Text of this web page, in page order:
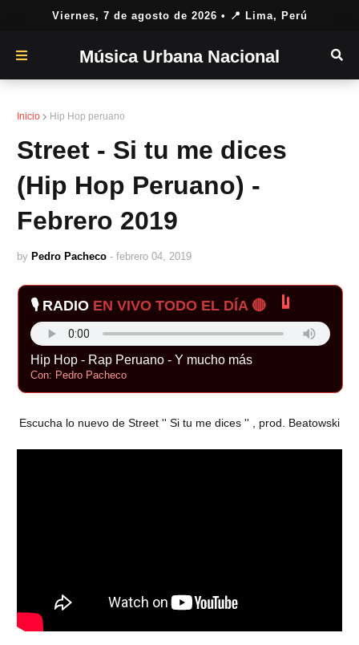
Viernes, 7 de agosto de 2026 • 📍 Lima, Perú
Música Urbana Nacional
Inicio Hip Hop peruano
Street - Si tu me dices
(Hip Hop Peruano) -
Febrero 2019
by Pedro Pacheco - febrero 04, 2019
🎙️ RADIO EN VIVO TODO EL DÍA 🔴
Hip Hop - Rap Peruano - Y mucho más
Con: Pedro Pacheco
Escucha lo nuevo de Street '' Si tu me dices '' , prod. Beatowski